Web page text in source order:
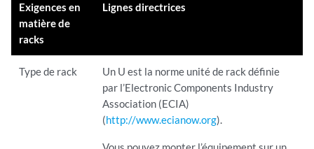
Exigences en
matière de
racks
Lignes directrices
Type de rack
Un U est la norme unité de rack définie
par l’Electronic Components Industry
Association (ECIA)
(http://www.ecianow.org).